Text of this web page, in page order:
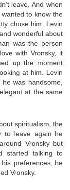
leave. And when
to know the
chose him. Levin
wonderful about
was the person
with Vronsky, it
up the moment
at him. Levin
was handsome,
at the same
spiritualism, the
to leave again he
Vronsky but
started talking to
his preferences, he
Vronsky.